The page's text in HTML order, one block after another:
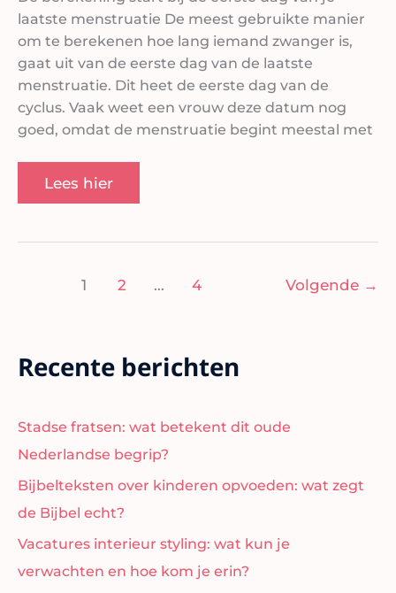
laatste menstruatie De meest gebruikte manier
om te berekenen hoe lang iemand zwanger is,
gaat uit van de eerste dag van de laatste
menstruatie. Dit heet de eerste dag van de
cyclus. Vaak weet een vrouw deze datum nog
goed, omdat de menstruatie begint meestal met
Lees hier
1 2 … 4 Volgende →
Recente berichten
Stadse fratsen: wat betekent dit oude
Nederlandse begrip?
Bijbelteksten over kinderen opvoeden: wat zegt
de Bijbel echt?
Vacatures interieur styling: wat kun je
verwachten en hoe kom je erin?